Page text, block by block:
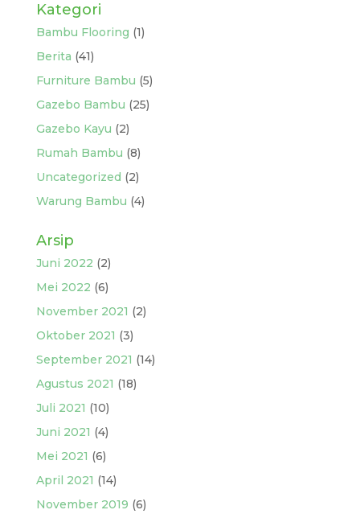
Kategori
Bambu Flooring (1)
Berita (41)
Furniture Bambu (5)
Gazebo Bambu (25)
Gazebo Kayu (2)
Rumah Bambu (8)
Uncategorized (2)
Warung Bambu (4)
Arsip
Juni 2022 (2)
Mei 2022 (6)
November 2021 (2)
Oktober 2021 (3)
September 2021 (14)
Agustus 2021 (18)
Juli 2021 (10)
Juni 2021 (4)
Mei 2021 (6)
April 2021 (14)
November 2019 (6)